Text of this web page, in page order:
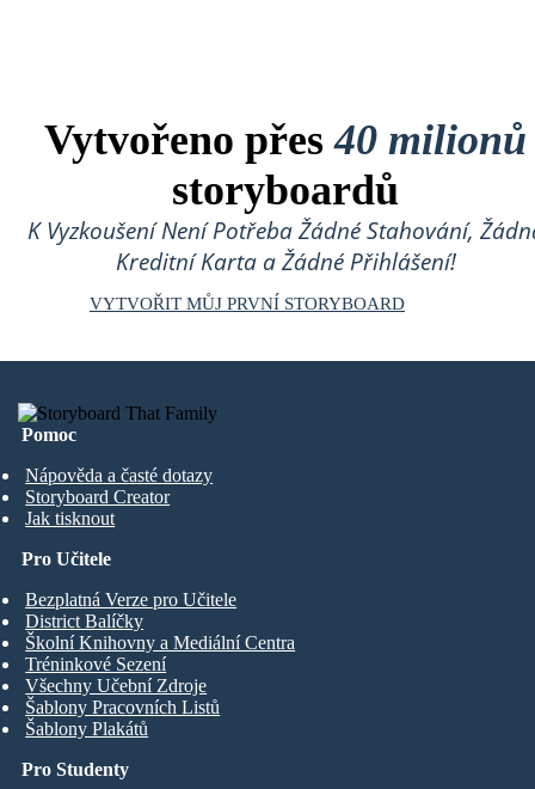
Vytvořeno přes40 milionů
storyboardů
K Vyzkoušení Není Potřeba Žádné Stahování,
Kreditní Karta a Žádné Přihlášení!
VYTVOŘIT MŮJ PRVNÍ STORYBOARD
Pomoc
Nápověda a časté dotazy
Storyboard Creator
Jak tisknout
Pro Studenty
Pro Učitele
Bezplatná Verze pro Učitele
District Balíčky
Školní Knihovny a Mediální Centra
Tréninkové Sezení
Všechny Učební Zdroje
Šablony Pracovních Listů
Šablony Plakátů